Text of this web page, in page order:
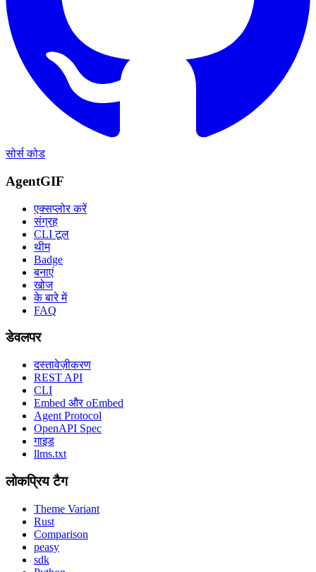
सोर्स कोड
AgentGIF
एक्सप्लोर करें
संग्रह
CLI टूल
थीम
Badge
बनाएं
खोज
के बारे में
FAQ
डेवलपर
दस्तावेज़ीकरण
REST API
CLI
Embed और oEmbed
Agent Protocol
OpenAPI Spec
गाइड
llms.txt
लोकप्रिय टैग
Theme Variant
Rust
Comparison
peasy
sdk